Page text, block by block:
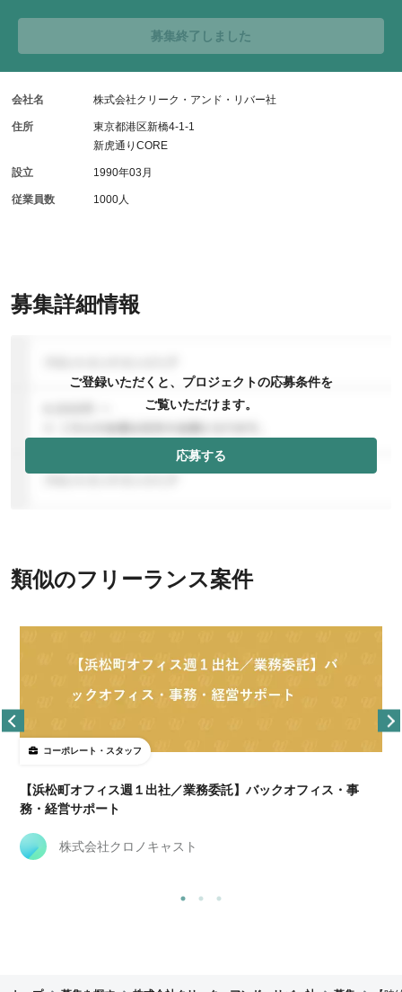
募集詳細情報
ご登録いただくと、プロジェクトの応募条件を
ご覧いただけます。
応募する
募集終了しました
会社名 株式会社クリーク・アンド・リバー社
住所
東京都港区新橋4-1-1
新虎通りCORE
設立 1990年03月
従業員数 1000人
類似のフリーランス案件
コーポレート・スタッフ
【浜松町オフィス週１出社／業務委託】バックオフィス・事
務・経営サポート
株式会社クロノキャスト